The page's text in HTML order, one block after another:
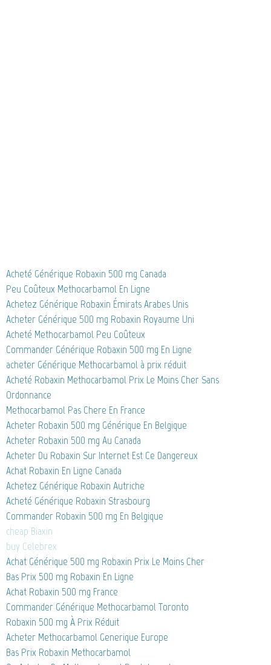
Acheté Générique Robaxin 500 mg Canada
Peu Coûteux Methocarbamol En Ligne
Achetez Générique Robaxin Émirats Arabes Unis
Acheter Générique 500 mg Robaxin Royaume Uni
Acheté Methocarbamol Peu Coûteux
Commander Générique Robaxin 500 mg En Ligne
acheter Générique Methocarbamol à prix réduit
Acheté Robaxin Methocarbamol Prix Le Moins Cher Sans
Ordonnance
Methocarbamol Pas Chere En France
Acheter Robaxin 500 mg Générique En Belgique
Acheter Robaxin 500 mg Au Canada
Acheter Du Robaxin Sur Internet Est Ce Dangereux
Achat Robaxin En Ligne Canada
Achetez Générique Robaxin Autriche
Acheté Générique Robaxin Strasbourg
Commander Robaxin 500 mg En Belgique
cheap Biaxin
buy Celebrex
Achat Générique 500 mg Robaxin Prix Le Moins Cher
Bas Prix 500 mg Robaxin En Ligne
Achat Robaxin 500 mg France
Commander Générique Methocarbamol Toronto
Robaxin 500 mg À Prix Réduit
Acheter Methocarbamol Generique Europe
Bas Prix Robaxin Methocarbamol